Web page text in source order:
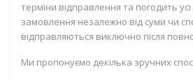
терміни відправлення та погодить усі
замовлення незалежно від суми чи
відправляються виключно після
Ми пропонуємо декілька зручних